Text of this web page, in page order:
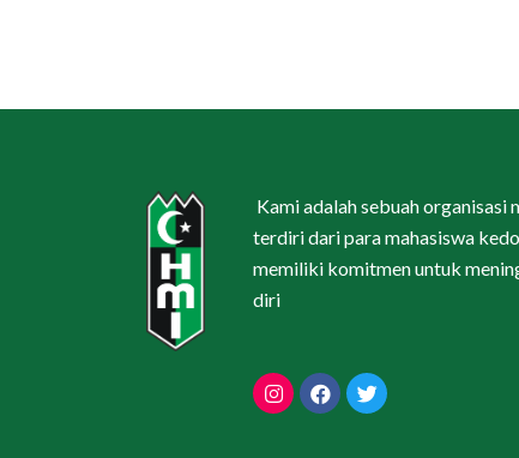
Kami adalah sebuah organisasi
terdiri dari para mahasiswa
memiliki komitmen untuk
diri